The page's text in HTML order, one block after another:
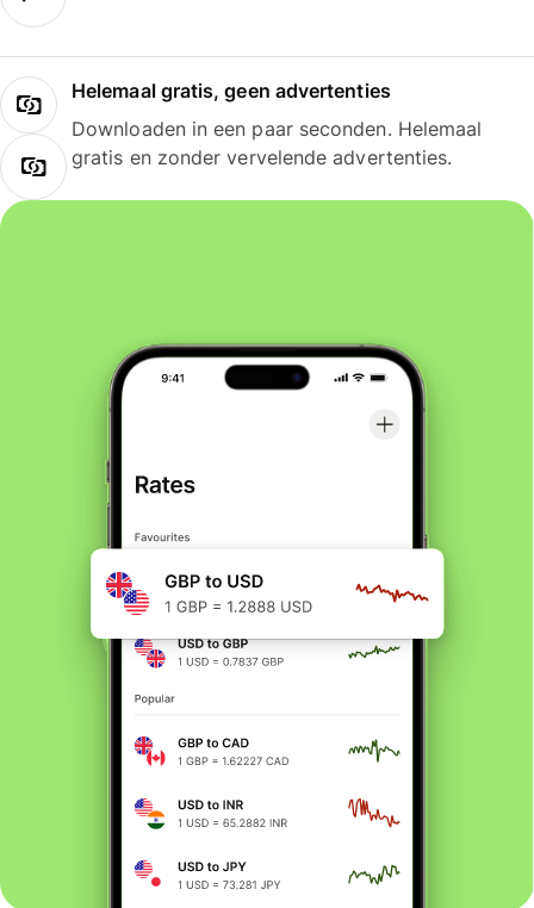
Helemaal gratis, geen advertenties
Downloaden in een paar seconden. Helemaal
gratis en zonder vervelende advertenties.